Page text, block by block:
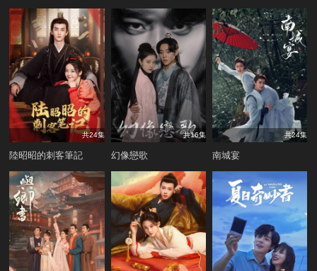
共24集
陸昭昭的刺客筆記
共16集
幻像戀歌
共24集
南城宴